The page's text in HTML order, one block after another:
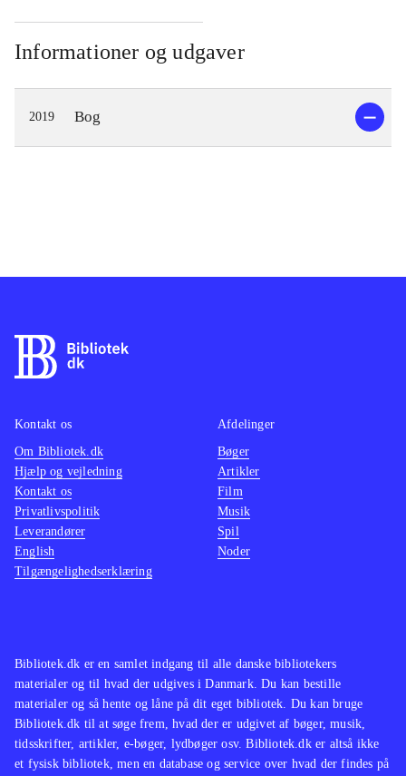
Informationer og udgaver
2019 Bog
Bibliotek.dk er en samlet indgang til alle danske bibliotekers
materialer og til hvad der udgives i Danmark. Du kan bestille
materialer og så hente og låne på dit eget bibliotek. Du kan bruge
Bibliotek.dk til at søge frem, hvad der er udgivet af bøger, musik,
tidsskrifter, artikler, e-bøger, lydbøger osv. Bibliotek.dk er altså ikke
et fysisk bibliotek, men en database og service over hvad der findes på
Kontakt os
Om Bibliotek.dk
Hjælp og vejledning
Kontakt os
Privatlivspolitik
Leverandører
English
Tilgængelighedserklæring
Afdelinger
Bøger
Artikler
Film
Musik
Spil
Noder